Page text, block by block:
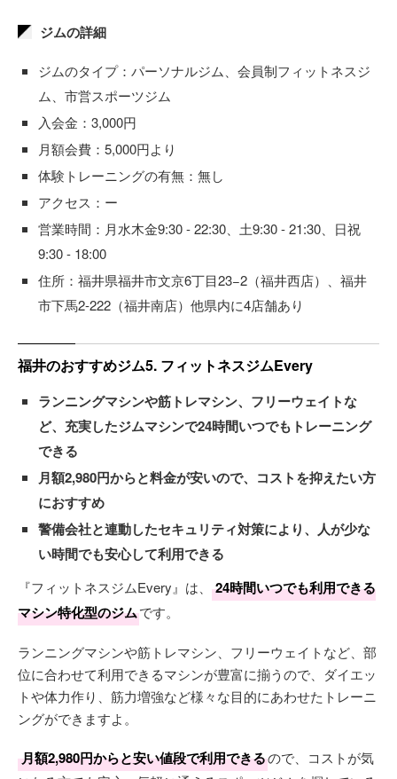
ジムの詳細
ジムのタイプ：パーソナルジム、会員制フィットネスジ
ム、市営スポーツジム
入会金：3,000円
月額会費：5,000円より
体験トレーニングの有無：無し
アクセス：ー
営業時間：月水木金9:30 - 22:30、土9:30 - 21:30、日祝
9:30 - 18:00
住所：福井県福井市文京6丁目23−2（福井西店）、福井
市下馬2-222（福井南店）他県内に4店舗あり
福井のおすすめジム5. フィットネスジムEvery
ランニングマシンや筋トレマシン、フリーウェイトな
ど、充実したジムマシンで24時間いつでもトレーニング
できる
月額2,980円からと料金が安いので、コストを抑えたい方
におすすめ
警備会社と連動したセキュリティ対策により、人が少な
い時間でも安心して利用できる
『フィットネスジムEvery』は、
24時間いつでも利用できる
マシン特化型のジムです。
ランニングマシンや筋トレマシン、フリーウェイトなど、部
位に合わせて利用できるマシンが豊富に揃うので、ダイエッ
トや体力作り、筋力増強など様々な目的にあわせたトレーニ
ングができますよ。
月額2,980円からと安い値段で利用できるので、コストが気